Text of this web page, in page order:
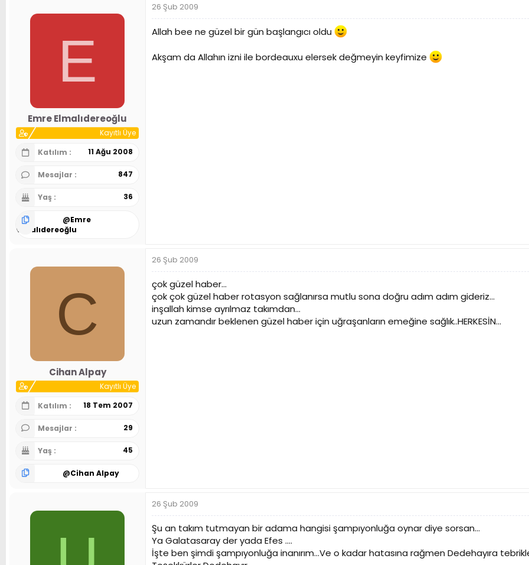
E
Emre Elmalıdereoğlu
Kayıtlı Üye
Katılım
11 Ağu 2008
Mesajlar 847
Yaş 36
@Emre
Elmalıdereoğlu
26 Şub 2009
Allah bee ne güzel bir gün başlangıcı oldu
Akşam da Allahın izni ile bordeauxu elersek değmeyin keyfimize
C
Cihan Alpay
Kayıtlı Üye
Katılım
18 Tem 2007
Mesajlar 29
Yaş 45
@Cihan Alpay
26 Şub 2009
çok güzel haber...
çok çok güzel haber rotasyon sağlanırsa mutlu sona doğru adım adım gideriz...
inşallah kimse ayrılmaz takımdan...
uzun zamandır beklenen güzel haber için uğraşanların emeğine sağlık..HERKESİN...
26 Şub 2009
Şu an takım tutmayan bir adama hangisi şampıyonluğa oynar diye sorsan...
Ya Galatasaray der yada Efes ....
İşte ben şimdi şampıyonluğa inanırım...Ve o kadar hatasına rağmen Dedehayıra